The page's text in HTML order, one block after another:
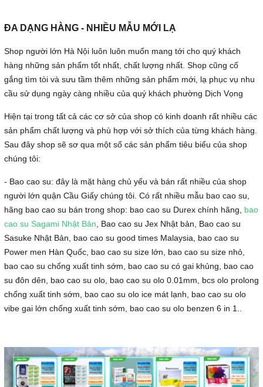
ĐA DẠNG HÀNG - NHIỀU MẪU MỚI LẠ
Shop người lớn Hà Nội luôn luôn muốn mang tới cho quý khách
hàng những sản phẩm tốt nhất, chất lượng nhất. Shop cũng cố
gắng tìm tòi và sưu tầm thêm những sản phẩm mới, lạ phục vụ nhu
cầu sử dụng ngày càng nhiều của quý khách phường Dịch Vọng
Hiện tại trong tất cả các cơ sở của shop có kinh doanh rất nhiều các
sản phẩm chất lượng và phù hợp với sở thích của từng khách hàng.
Sau đây shop sẽ sơ qua một số các sản phẩm tiêu biểu của shop
chúng tôi:
- Bao cao su: đây là mặt hàng chủ yếu và bán rất nhiều của shop
người lớn quận Cầu Giấy chúng tôi. Có rất nhiều mẫu bao cao su,
hãng bao cao su bán trong shop: bao cao su Durex chính hãng, bao
cao su Sagami Nhật Bản , Bao cao su Jex Nhật bản, Bao cao su
Sasuke Nhật Bản, bao cao su good times Malaysia, bao cao su
Power men Hàn Quốc, bao cao su size lớn, bao cao su size nhỏ,
bao cao su chống xuất tinh sớm, bao cao su có gai khủng, bao cao
su đôn dên, bao cao su olo, bao cao su olo 0.01mm, bcs olo prolong
chống xuất tinh sớm, bao cao su olo ice mát lạnh, bao cao su olo
vibe gai lớn chống xuất tinh sớm, bao cao su olo benzen 6 in 1..